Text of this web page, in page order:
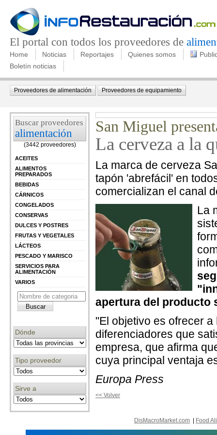
El portal con todos los proveedores de
Home Noticias Reportajes Quienes somos
Boletín noticias
Proveedores de alimentación Proveedores de equipamiento
Buscar proveedores
alimentación
(3442 proveedores)
ACEITES
ALIMENTOS
PREPARADOS
BEBIDAS
CÁRNICOS
CONGELADOS
CONSERVAS
DULCES Y POSTRES
FRUTAS Y VEGETALES
LÁCTEOS
PESCADO Y MARISCO
SERVICIOS PARA
ALIMENTACIÓN
VARIOS
Dónde
Tipo proveedor
Sirve a
San Miguel
La cerveza a la
La marca de cerveza
tapón 'abrefácil' en
comercializan el canal
La
apertura del producto
"El objetivo es ofrecer
diferenciadores que
empresa, que afirma
cuya principal ventaja
Europa Press
<< Volver
DisMacroMarket.com Food